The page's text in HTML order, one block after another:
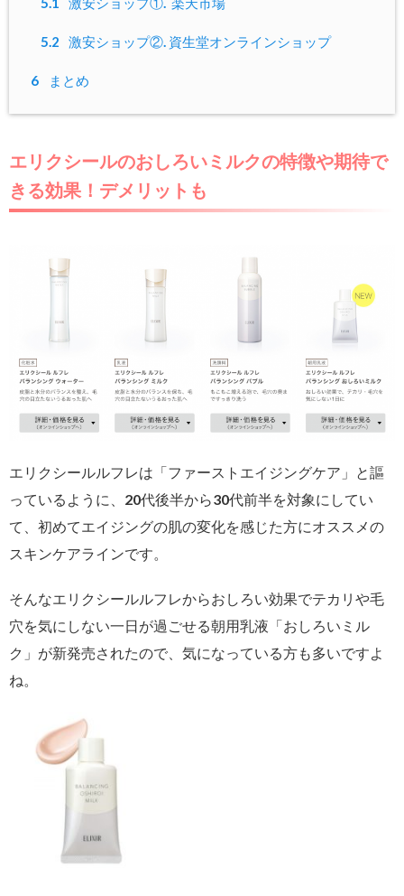
5.2 激安ショップ②. 資生堂オンラインショップ
6 まとめ
エリクシールのおしろいミルクの特徴や期待で
きる効果！デメリットも
エリクシールルフレは「ファーストエイジングケア」と謳
っているように、20代後半から30代前半を対象にしてい
て、初めてエイジングの肌の変化を感じた方にオススメの
スキンケアラインです。
そんなエリクシールルフレからおしろい効果でテカリや毛
穴を気にしない一日が過ごせる朝用乳液「おしろいミル
ク」が新発売されたので、気になっている方も多いですよ
ね。